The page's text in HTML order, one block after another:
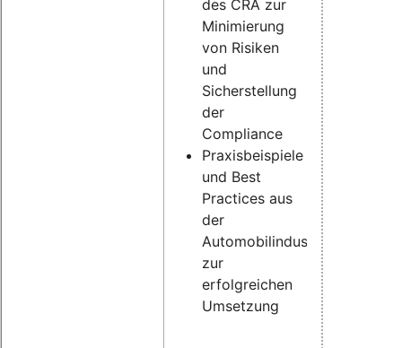
des CRA zur
Minimierung
von Risiken
und
Sicherstellung
der
Compliance
Praxisbeispiele
und Best
Practices aus
der
Automobilindustrie
zur
erfolgreichen
Umsetzung